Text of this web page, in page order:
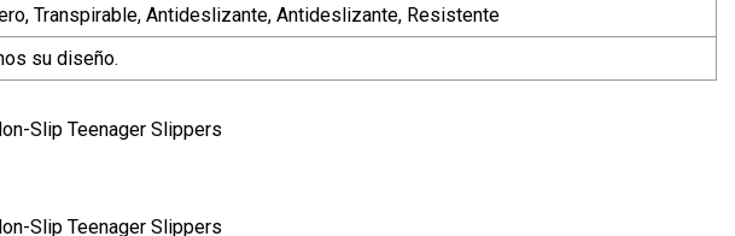
Transpirable, Antideslizante, Antideslizante, Resistente
su diseño.